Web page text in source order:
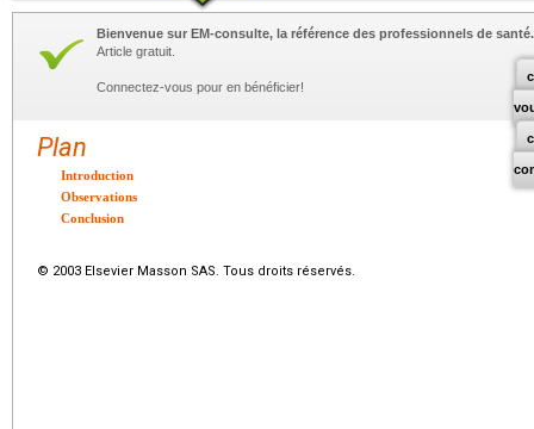
Bienvenue sur EM-consulte, la référence des professionnels de santé.
Article gratuit.
Connectez-vous pour en bénéficier!
Plan
Introduction
Observations
Conclusion
© 2003 Elsevier Masson SAS. Tous droits réservés.